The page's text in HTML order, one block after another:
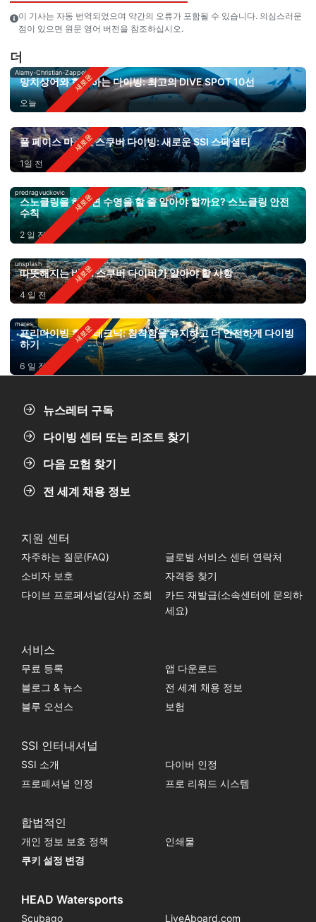
이 기사는 자동 번역되었으며 약간의 오류가 포함될 수 있습니다. 의심스러운
점이 있으면 원문 영어 버전을 참조하십시오.
더
Alamy-Christian-Zappel
망치상어와 함께하는 다이빙: 최고의 DIVE SPOT 10선
오늘
풀 페이스 마스크 스쿠버 다이빙: 새로운 SSI 스페셜티
1일 전
predragvuckovic
스노클링을 하려면 수영을 할 줄 알아야 할까요? 스노클링 안전
수칙
2 일 전
unsplash
따뜻해지는 바다: 스쿠버 다이버가 알아야 할 사항
4 일 전
mares
프리다이빙 호흡 테크닉: 침착함을 유지하고 더 안전하게 다이빙
하기
6 일 전
뉴스레터 구독
다이빙 센터 또는 리조트 찾기
다음 모험 찾기
전 세계 채용 정보
지원 센터
자주하는 질문(FAQ)
글로벌 서비스 센터 연락처
소비자 보호
자격증 찾기
다이브 프로페셔널(강사) 조회
카드 재발급(소속센터에 문의하
세요)
서비스
무료 등록
앱 다운로드
블로그 & 뉴스
전 세계 채용 정보
블루 오션스
보험
SSI 인터내셔널
SSI 소개
다이버 인정
프로페셔널 인정
프로 리워드 시스템
합법적인
개인 정보 보호 정책
인쇄물
쿠키 설정 변경
HEAD Watersports
Scubago LiveAboard.com